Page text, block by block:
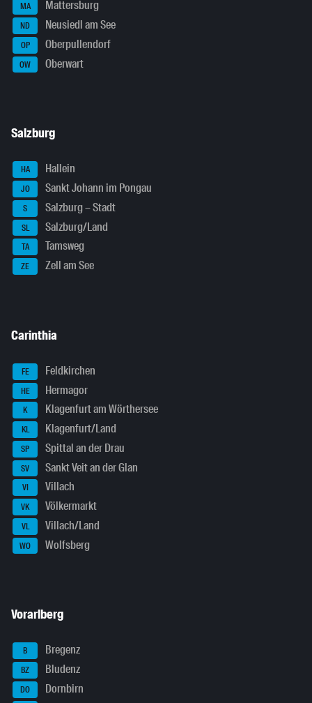
MA Mattersburg
ND Neusiedl am See
OP Oberpullendorf
OW Oberwart
Salzburg
HA Hallein
JO Sankt Johann im Pongau
S Salzburg – Stadt
SL Salzburg/Land
TA Tamsweg
ZE Zell am See
Carinthia
FE Feldkirchen
HE Hermagor
K Klagenfurt am Wörthersee
KL Klagenfurt/Land
SP Spittal an der Drau
SV Sankt Veit an der Glan
VI Villach
VK Völkermarkt
VL Villach/Land
WO Wolfsberg
Vorarlberg
B Bregenz
BZ Bludenz
DO Dornbirn